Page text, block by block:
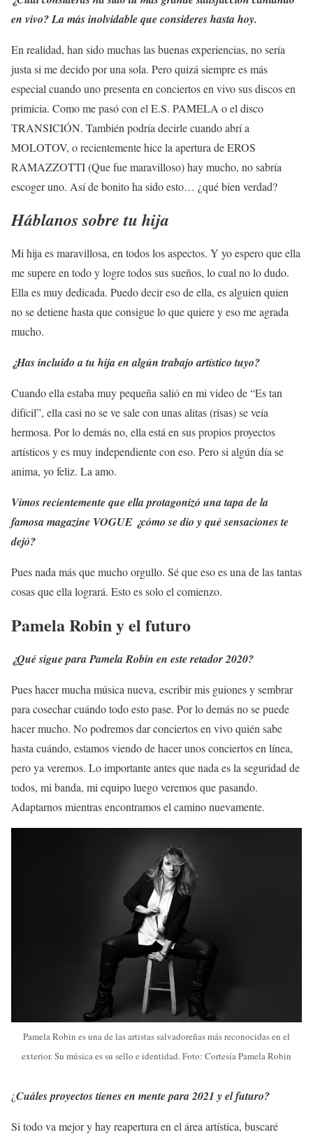
en vivo? La más inolvidable que consideres hasta hoy.
En realidad, han sido muchas las buenas experiencias, no sería
justa si me decido por una sola. Pero quizá siempre es más
especial cuando uno presenta en conciertos en vivo sus discos en
primicia. Como me pasó con el E.S. PAMELA o el disco
TRANSICIÓN. También podría decirle cuando abrí a
MOLOTOV, o recientemente hice la apertura de EROS
RAMAZZOTTI (Que fue maravilloso) hay mucho, no sabría
escoger uno. Así de bonito ha sido esto… ¿qué bien verdad?
Háblanos sobre tu hija
Mi hija es maravillosa, en todos los aspectos. Y yo espero que ella
me supere en todo y logre todos sus sueños, lo cual no lo dudo.
Ella es muy dedicada. Puedo decir eso de ella, es alguien quien
no se detiene hasta que consigue lo que quiere y eso me agrada
mucho.
¿Has incluido a tu hija en algún trabajo artístico tuyo?
Cuando ella estaba muy pequeña salió en mi video de “Es tan
difícil”, ella casi no se ve sale con unas alitas (risas) se veía
hermosa. Por lo demás no, ella está en sus propios proyectos
artísticos y es muy independiente con eso. Pero si algún día se
anima, yo feliz. La amo.
Vimos recientemente que ella protagonizó una tapa de la
famosa magazine VOGUE ¿cómo se dio y qué sensaciones te
dejó?
Pues nada más que mucho orgullo. Sé que eso es una de las tantas
cosas que ella logrará. Esto es solo el comienzo.
Pamela Robin y el futuro
¿Qué sigue para Pamela Robin en este retador 2020?
Pues hacer mucha música nueva, escribir mis guiones y sembrar
para cosechar cuándo todo esto pase. Por lo demás no se puede
hacer mucho. No podremos dar conciertos en vivo quién sabe
hasta cuándo, estamos viendo de hacer unos conciertos en línea,
pero ya veremos. Lo importante antes que nada es la seguridad de
todos, mi banda, mi equipo luego veremos que pasando.
Adaptarnos mientras encontramos el camino nuevamente.
Pamela Robin es una de las artistas salvadoreñas más reconocidas en el
exterior. Su música es su sello e identidad. Foto: Cortesía Pamela Robin
¿Cuáles proyectos tienes en mente para 2021 y el futuro?
Si todo va mejor y hay reapertura en el área artística, buscaré